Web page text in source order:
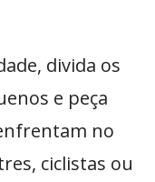
divida os
e peça
no
ciclistas ou